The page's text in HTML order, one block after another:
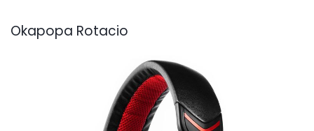
Okapopa Rotacio